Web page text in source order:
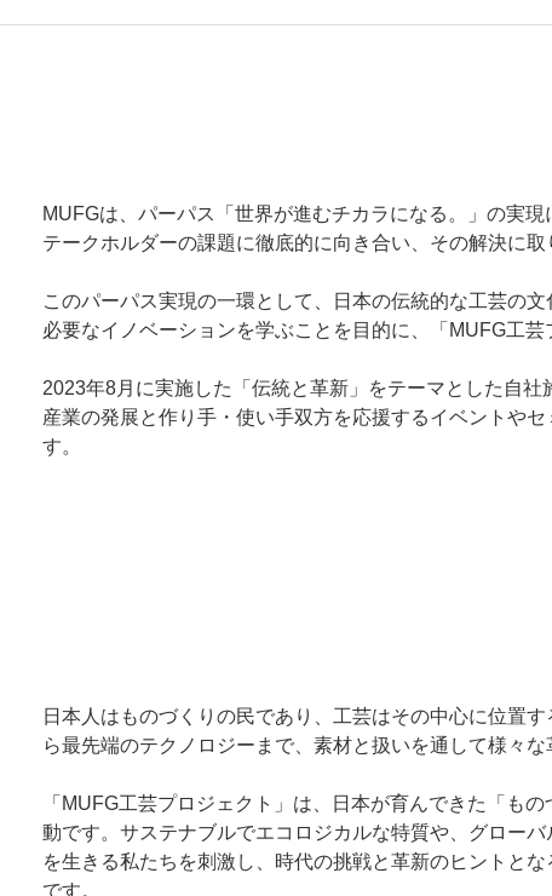
MUFGは、パーパス「世界が進むチカラになる。」の実
テークホルダーの課題に徹底的に向き合い、その解決に取
このパーパス実現の一環として、日本の伝統的な工芸の
必要なイノベーションを学ぶことを目的に、「MUFG工芸
2023年8月に実施した「伝統と革新」をテーマとした自社
産業の発展と作り手・使い手双方を応援するイベントや
す。
日本人はものづくりの民であり、工芸はその中心に位置
ら最先端のテクノロジーまで、素材と扱いを通して様々
「MUFG工芸プロジェクト」は、日本が育んできた「も
動です。サステナブルでエコロジカルな特質や、グロー
を生きる私たちを刺激し、時代の挑戦と革新のヒントと
です。